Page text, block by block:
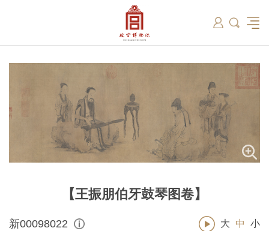
国际博协培训中心
故宫志愿者
名画记
数字多宝阁 数字文物库 藏品总目
故宫博物院院刊
【王振朋伯牙鼓琴图卷】
新00098022 大 中 小